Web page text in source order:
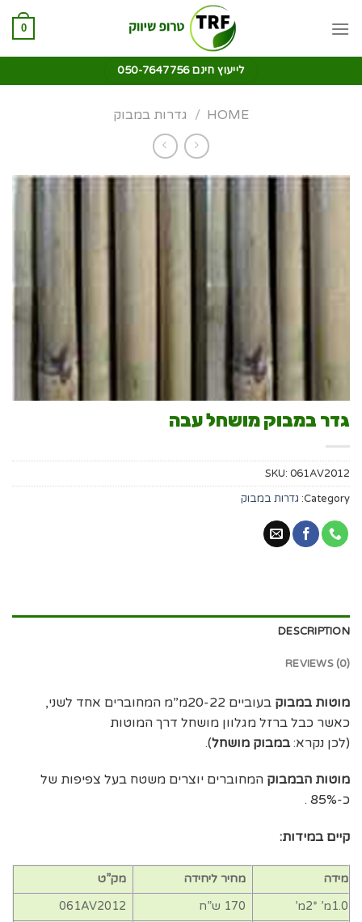
0
לייעוץ חינם 050-7647756
HOME
/ גדרות במבוק
גדר במבוק מושחל עבה
SKU: 061AV2012
Category: גדרות במבוק
DESCRIPTION
REVIEWS (0)
מוטות במבוק
בעוביים 20-22מ”מ המחוברים אחד לשני,
כאשר כבל ברזל מגלוון מושחל דרך המוטות
(לכן נקרא:במבוק מושחל).
מוטות הבמבוק המחוברים יוצרים משטח בעל צפיפות של
כ-85% .
קיים במידות:
מידה מחיר ליחידה
מק”ט
1.0מ’ *2מ’
170 ש”ח
061AV2012